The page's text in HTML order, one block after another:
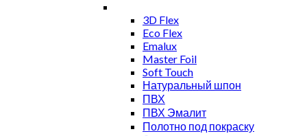
3D Flex
Eco Flex
Emalux
Master Foil
Soft Touch
Натуральный шпон
ПВХ
ПВХ Эмалит
Полотно под покраску